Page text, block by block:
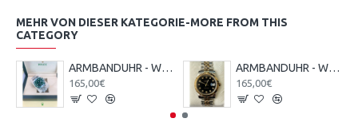
MEHR VON DIESER KATEGORIE-MORE FROM THIS
CATEGORY
ARMBANDUHR - WRIST WATCH
165,00€
ARMBANDUHR - WRIST WATCH
165,00€